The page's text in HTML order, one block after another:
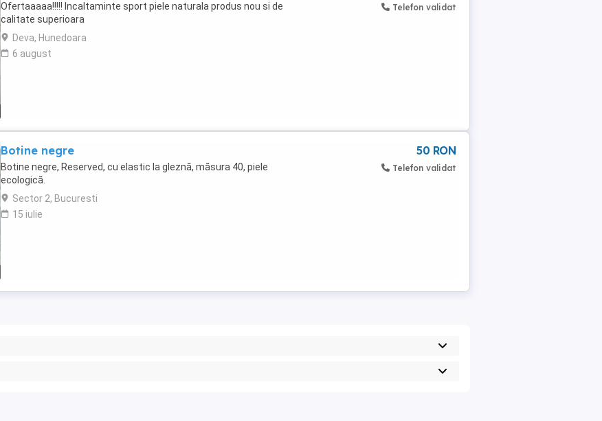
Ofertaaaaa!!!!! Incaltaminte sport piele naturala produs nou si de
calitate superioara
Deva, Hunedoara
6 august
Telefon validat
Botine negre
Botine negre, Reserved, cu elastic la gleznă, măsura 40, piele
ecologică.
Sector 2, Bucuresti
15 iulie
50 RON
Telefon validat